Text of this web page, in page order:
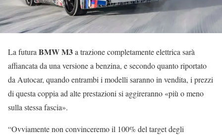
La futuraBMW M3a trazione completamente elettrica sarà
affiancata da una versione a benzina, e secondo quanto riportato
da Autocar, quando entrambi i modelli saranno in vendita, i prezzi
di questa coppia ad alte prestazioni si aggireranno «più o meno
sulla stessa fascia».
“Ovviamente non convinceremo il 100% del target degli